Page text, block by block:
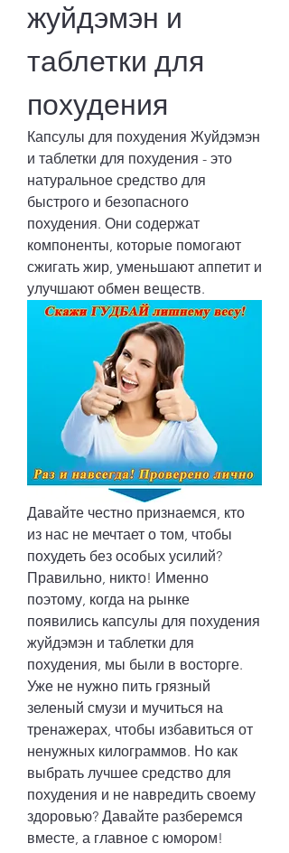
жуйдэмэн и
таблетки для
похудения
Капсулы для похудения Жуйдэмэн
и таблетки для похудения - это
натуральное средство для
быстрого и безопасного
похудения. Они содержат
компоненты, которые помогают
сжигать жир, уменьшают аппетит и
улучшают обмен веществ.
Давайте честно признаемся, кто
из нас не мечтает о том, чтобы
похудеть без особых усилий?
Правильно, никто! Именно
поэтому, когда на рынке
появились капсулы для похудения
жуйдэмэн и таблетки для
похудения, мы были в восторге.
Уже не нужно пить грязный
зеленый смузи и мучиться на
тренажерах, чтобы избавиться от
ненужных килограммов. Но как
выбрать лучшее средство для
похудения и не навредить своему
здоровью? Давайте разберемся
вместе, а главное с юмором!